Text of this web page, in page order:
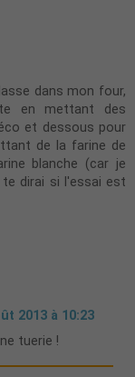
dans mon four,
en mettant des
et dessous pour
de la farine de
blanche (car je
te dirai si l'essai est
2013 à 10:23
tuerie !